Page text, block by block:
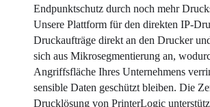
Endpunktschutz durch noch mehr
Unsere Plattform für den direkten IP-
Druckaufträge direkt an den Drucker
sich aus Mikrosegmentierung an,
Angriffsfläche Ihres Unternehmens
sensible Daten geschützt bleiben. Die
Drucklösung von PrinterLogic